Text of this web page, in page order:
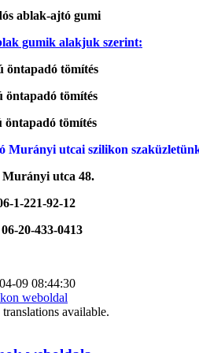
gumik alakjuk szerint:
öntapadó tömítés
öntapadó tömítés
tömítés
Murányi utcai szilikon
Murányi utca 48.
1-221-92-12
20-433-0413
09 08:44:30
weboldal
available.